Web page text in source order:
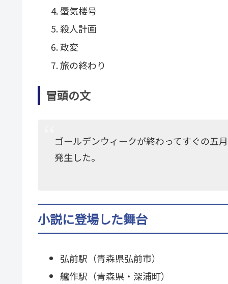
蜃気楼号
殺人計画
政変
旅の終わり
冒頭の文
ゴールデンウィークが終わってすぐの五
発生した。
小説に登場した舞台
弘前駅（青森県弘前市）
艫作駅（青森県・深浦町）